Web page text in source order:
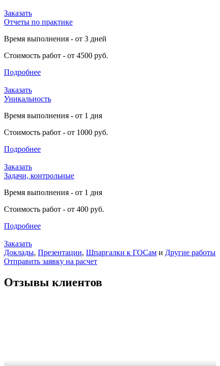
Заказать
Отчеты по практике
Время выполнения - от 3 дней
Стоимость работ - от 4500 руб.
Подробнее
Заказать
Уникальность
Время выполнения - от 1 дня
Стоимость работ - от 1000 руб.
Подробнее
Заказать
Задачи, контрольные
Время выполнения - от 1 дня
Стоимость работ - от 400 руб.
Подробнее
Заказать
Доклады, Презентации, Шпаргалки к ГОСам и Другие работы
Отправить заявку на расчет
Отзывы клиентов